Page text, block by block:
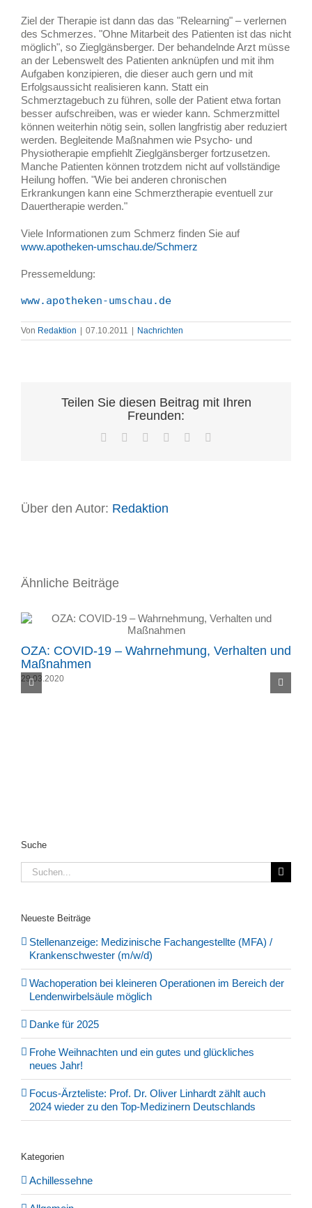
Ziel der Therapie ist dann das das "Relearning" – verlernen
des Schmerzes. "Ohne Mitarbeit des Patienten ist das nicht
möglich", so Zieglgänsberger. Der behandelnde Arzt müsse
an der Lebenswelt des Patienten anknüpfen und mit ihm
Aufgaben konzipieren, die dieser auch gern und mit
Erfolgsaussicht realisieren kann. Statt ein
Schmerztagebuch zu führen, solle der Patient etwa fortan
besser aufschreiben, was er wieder kann. Schmerzmittel
können weiterhin nötig sein, sollen langfristig aber reduziert
werden. Begleitende Maßnahmen wie Psycho- und
Physiotherapie empfiehlt Zieglgänsberger fortzusetzen.
Manche Patienten können trotzdem nicht auf vollständige
Heilung hoffen. "Wie bei anderen chronischen
Erkrankungen kann eine Schmerztherapie eventuell zur
Dauertherapie werden."
Viele Informationen zum Schmerz finden Sie auf
www.apotheken-umschau.de/Schmerz
Pressemeldung:
www.apotheken-umschau.de
Von Redaktion | 07.10.2011 | Nachrichten
Teilen Sie diesen Beitrag mit Ihren
Freunden:
Facebook LinkedInWhatsApp
Pinterest
Über den Autor: Redaktion
Ähnliche Beiträge
OZA: COVID-19 – Wahrnehmung, Verhalten und
Maßnahmen
29.03.2020
Suche
Suche
nach:
Neueste Beiträge
Stellenanzeige: Medizinische Fachangestellte (MFA) /
Krankenschwester (m/w/d)
Wachoperation bei kleineren Operationen im Bereich der
Lendenwirbelsäule möglich
Danke für 2025
Frohe Weihnachten und ein gutes und glückliches
neues Jahr!
Focus-Ärzteliste: Prof. Dr. Oliver Linhardt zählt auch
2024 wieder zu den Top-Medizinern Deutschlands
Kategorien
Achillessehne